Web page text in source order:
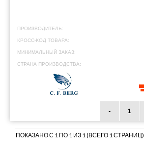
ПРОИЗВОДИТЕЛЬ:
КРОСС-КОД ТОВАРА:
МИНИМАЛЬНЫЙ ЗАКАЗ:
СТРАНА ПРОИЗВОДСТВА:
-
ПОКАЗАНО С 1 ПО 1 ИЗ 1 (ВСЕГО 1 СТРАНИЦ)